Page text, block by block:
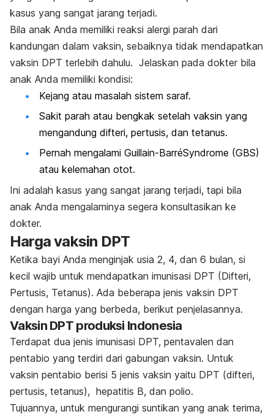
kasus yang sangat jarang terjadi.
Bila anak Anda memiliki reaksi alergi parah dari
kandungan dalam vaksin, sebaiknya tidak mendapatkan
vaksin DPT terlebih dahulu. Jelaskan pada dokter bila
anak Anda memiliki kondisi:
Kejang atau masalah sistem saraf.
Sakit parah atau bengkak setelah vaksin yang
mengandung difteri, pertusis, dan tetanus.
Pernah mengalami Guillain-BarréSyndrome (GBS)
atau kelemahan otot.
Ini adalah kasus yang sangat jarang terjadi, tapi bila
anak Anda mengalaminya segera konsultasikan ke
dokter.
Harga vaksin DPT
Ketika bayi Anda menginjak usia 2, 4, dan 6 bulan, si
kecil wajib untuk mendapatkan imunisasi DPT (Difteri,
Pertusis, Tetanus). Ada beberapa jenis vaksin DPT
dengan harga yang berbeda, berikut penjelasannya.
Vaksin DPT produksi Indonesia
Terdapat dua jenis imunisasi DPT, pentavalen dan
pentabio yang terdiri dari gabungan vaksin. Untuk
vaksin pentabio berisi 5 jenis vaksin yaitu DPT (difteri,
pertusis, tetanus), hepatitis B, dan polio.
Tujuannya, untuk mengurangi suntikan yang anak terima,